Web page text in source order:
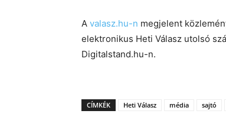
A valasz.hu-n megjelent
elektronikus Heti Válasz utolsó
Digitalstand.hu-n.
CÍMKÉK Heti Válasz média sajtó